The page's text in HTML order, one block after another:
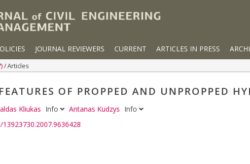
JOURNAL REVIEWERS CURRENT ARTICLES IN PRESS
Articles
OF PROPPED AND UNPROPPED
Kliukas Info Antanas Kudzys Info